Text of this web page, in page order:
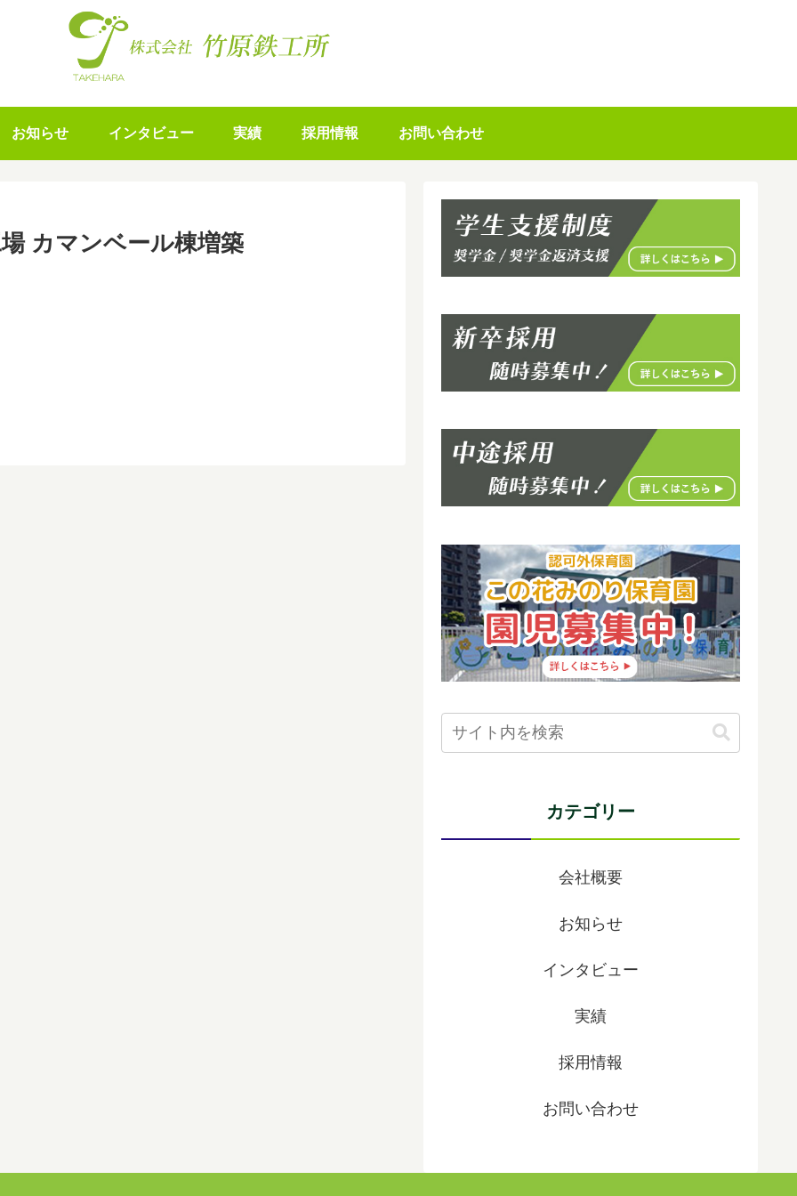
お知らせ インタビュー 実績 採用情報 お問い合わせ
カマンベール棟増築
カテゴリー
会社概要
お知らせ
インタビュー
実績
採用情報
お問い合わせ